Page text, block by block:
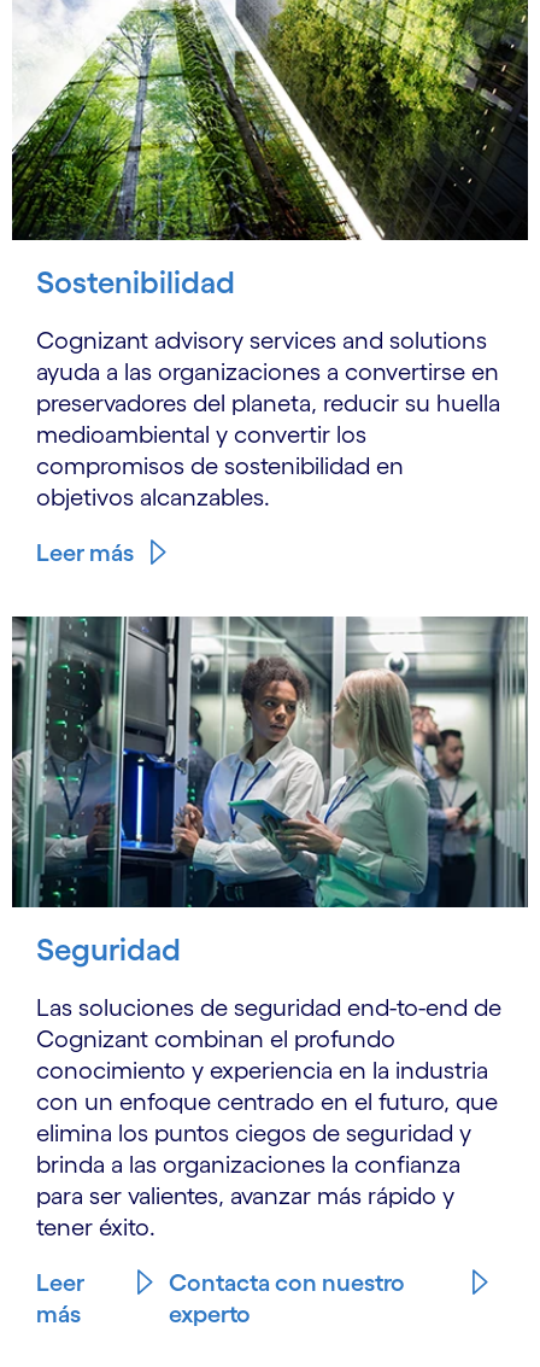
Sostenibilidad
Cognizant advisory services and solutions
ayuda a las organizaciones a convertirse en
preservadores del planeta, reducir su huella
medioambiental y convertir los
compromisos de sostenibilidad en
objetivos alcanzables.
Leer más
Seguridad
Las soluciones de seguridad end-to-end de
Cognizant combinan el profundo
conocimiento y experiencia en la industria
con un enfoque centrado en el futuro, que
elimina los puntos ciegos de seguridad y
brinda a las organizaciones la confianza
para ser valientes, avanzar más rápido y
tener éxito.
Leer
más
Contacta con nuestro
experto